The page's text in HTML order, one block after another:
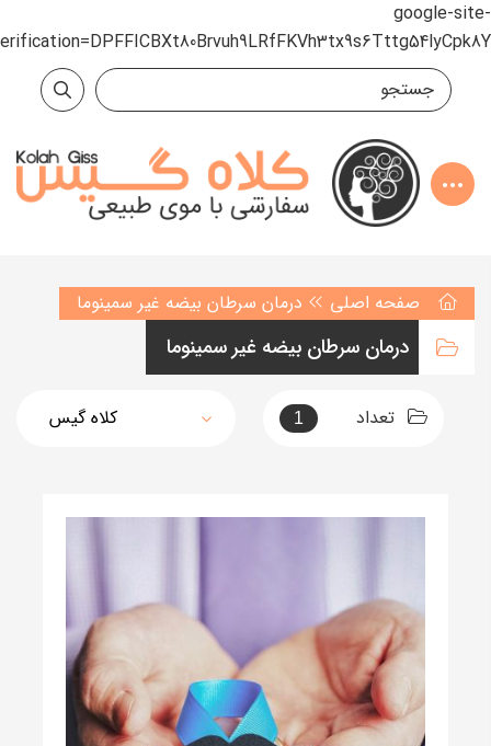
google-site-
صفحه اصلی درمان سرطان بیضه غیر سمینوما
درمان سرطان بیضه غیر سمینوما
تعداد 1